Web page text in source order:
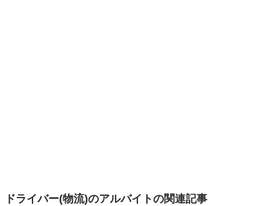
ドライバー(物流)のアルバイトの関連記事